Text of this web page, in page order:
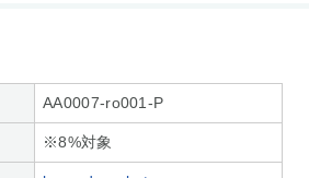
AA0007-ro001-P
※8%対象